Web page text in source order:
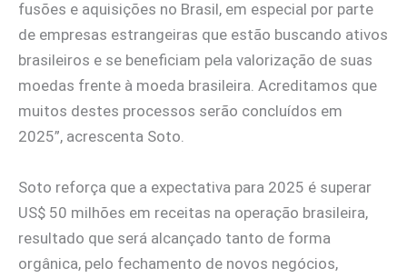
fusões e aquisições no Brasil, em especial por parte
de empresas estrangeiras que estão buscando ativos
brasileiros e se beneficiam pela valorização de suas
moedas frente à moeda brasileira. Acreditamos que
muitos destes processos serão concluídos em
2025”, acrescenta Soto.
Soto reforça que a expectativa para 2025 é superar
US$ 50 milhões em receitas na operação brasileira,
resultado que será alcançado tanto de forma
orgânica, pelo fechamento de novos negócios,